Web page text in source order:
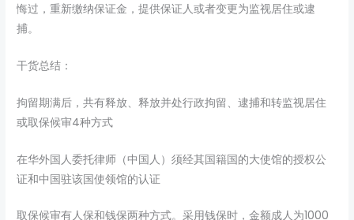
悔过，重新缴纳保证金，提供保证人或者变更为监视居住或逮
捕。
干货总结：
拘留期满后，共有释放、释放并处行政拘留、逮捕和转监视居住
或取保候审4种方式
在华外国人委托律师（中国人）须经其国籍国的大使馆的授权公
证和中国驻该国使领馆的认证
取保候审有人保和钱保两种方式。采用钱保时，金额成人为1000